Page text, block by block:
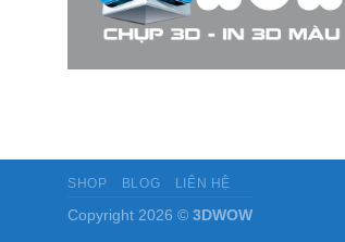
SHOP BLOG LIÊN HỆ
Copyright 2026 © 3DWOW